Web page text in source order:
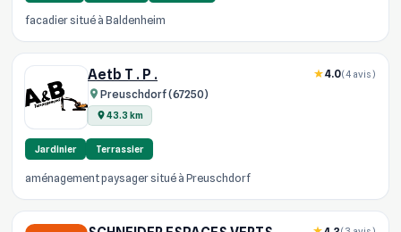
facadier situé à Baldenheim
Aetb T . P .
Preuschdorf (67250)
43.3 km
4.0(4 avis)
Jardinier Terrassier
aménagement paysager situé à Preuschdorf